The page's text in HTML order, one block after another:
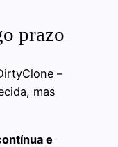
prazo
–
mas
e